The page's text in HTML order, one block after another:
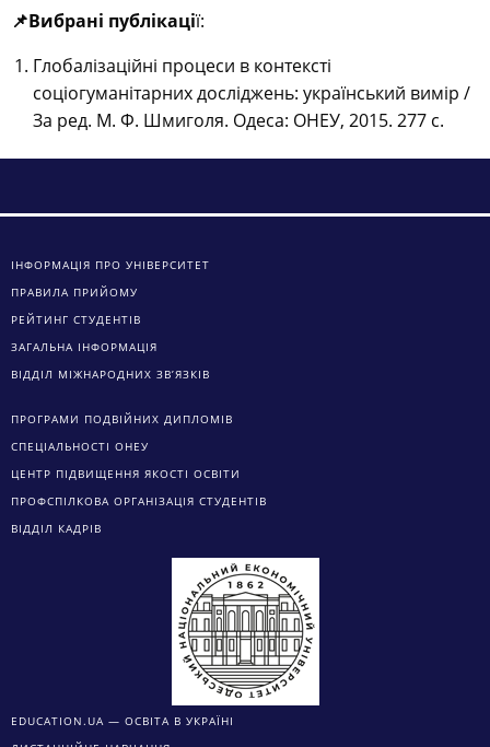
📌Вибрані публікації:
Глобалізаційні процеси в контексті
соціогуманітарних досліджень: український вимір /
За ред. М. Ф. Шмиголя. Одеса: ОНЕУ, 2015. 277 с.
ІНФОРМАЦІЯ ПРО УНІВЕРСИТЕТ
ПРАВИЛА ПРИЙОМУ
РЕЙТИНГ СТУДЕНТІВ
ЗАГАЛЬНА ІНФОРМАЦІЯ
ВІДДІЛ МІЖНАРОДНИХ ЗВ’ЯЗКІВ
ПРОГРАМИ ПОДВІЙНИХ ДИПЛОМІВ
СПЕЦІАЛЬНОСТІ ОНЕУ
ЦЕНТР ПІДВИЩЕННЯ ЯКОСТІ ОСВІТИ
ПРОФСПІЛКОВА ОРГАНІЗАЦІЯ СТУДЕНТІВ
ВІДДІЛ КАДРІВ
EDUCATION.UA — ОСВІТА В УКРАЇНІ